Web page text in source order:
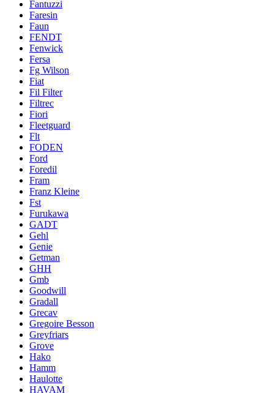
Fantuzzi
Faresin
Faun
FENDT
Fenwick
Fersa
Fg Wilson
Fiat
Fil Filter
Filtrec
Fiori
Fleetguard
Flt
FODEN
Ford
Foredil
Fram
Franz Kleine
Fst
Furukawa
GADT
Gehl
Genie
Getman
GHH
Gmb
Goodwill
Gradall
Grecav
Gregoire Besson
Greyfriars
Grove
Hako
Hamm
Haulotte
HAVAM